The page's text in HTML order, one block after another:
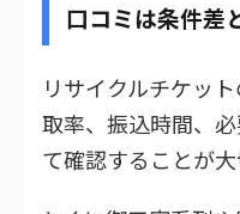
口コミは条件差
リサイクルチケッ
取率、振込時間、
て確認することが大